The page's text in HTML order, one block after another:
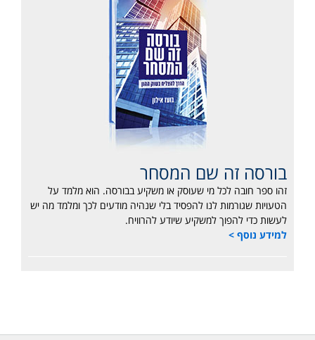
בורסה זה שם המסחר
זהו ספר חובה לכל מי שעוסק או משקיע בבורסה. הוא מלמד על
הטעויות שגורמות לנו להפסיד בלי שנהיה מודעים לכך ומלמד מה יש
לעשות כדי להפוך למשקיע שיודע להרוויח.
למידע נוסף >